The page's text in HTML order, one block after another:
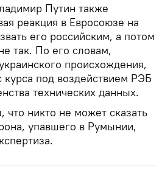
Путин также
реакция в Евросоюзе на
его российским, а потом
так. По его словам,
происхождения,
курса под воздействием РЭБ
технических данных.
что никто не может сказать
упавшего в Румынии,